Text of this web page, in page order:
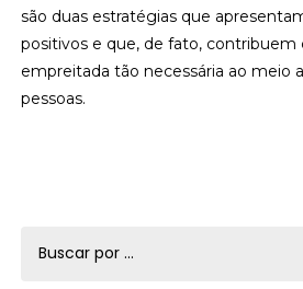
são duas estratégias que
positivos e que, de fato, contribuem
empreitada tão necessária ao meio
pessoas.